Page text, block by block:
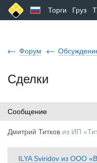
Торги Груз
Форум
Сделки
Сообщение
Дмитрий Титков из ИП
ILYA Sviridov из ООО